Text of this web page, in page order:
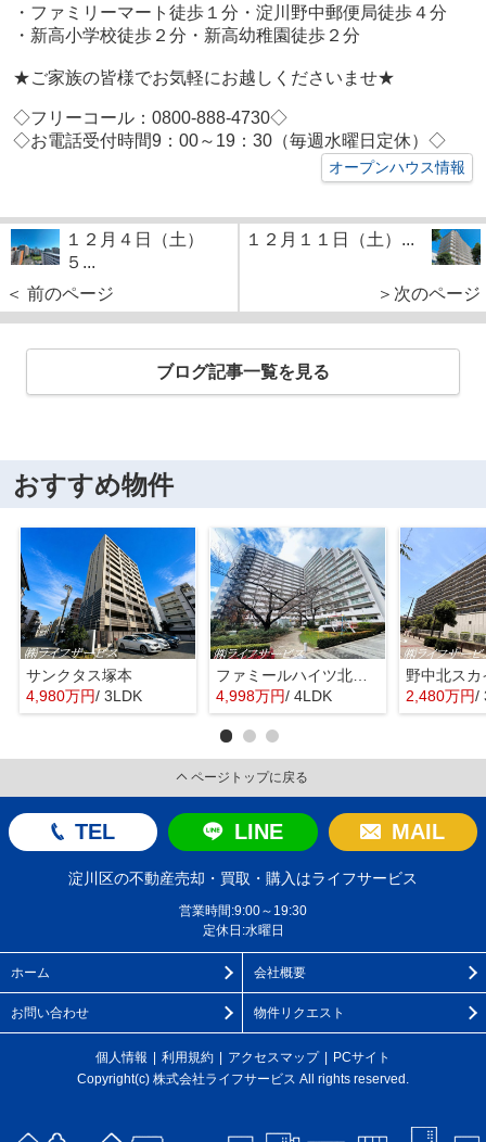
・ファミリーマート徒歩１分 ・淀川野中郵便局徒歩４分
・新高小学校徒歩２分 ・新高幼稚園徒歩２分
★ご家族の皆様でお気軽にお越しくださいませ★
◇フリーコール：0800-888-4730◇
◇お電話受付時間9：00～19：30（毎週水曜日定休）◇
オープンハウス情報
１２月４日（土）
５...
＜ 前のページ
１２月１１日（土）...
＞次のページ
ブログ記事一覧を見る
おすすめ物件
サンクタス塚本
4,980万円/ 3LDK
ファミールハイツ北大阪４号棟
4,998万円/ 4LDK
野中北スカ
2,480万円/
ページトップに戻る
TEL LINE MAIL
淀川区の不動産売却・買取・購入はライフサービス
営業時間:9:00～19:30
定休日:水曜日
ホーム 会社概要
お問い合わせ 物件リクエスト
個人情報 利用規約 アクセスマップ
PCサイト
Copyright(c) 株式会社ライフサービス All rights reserved.